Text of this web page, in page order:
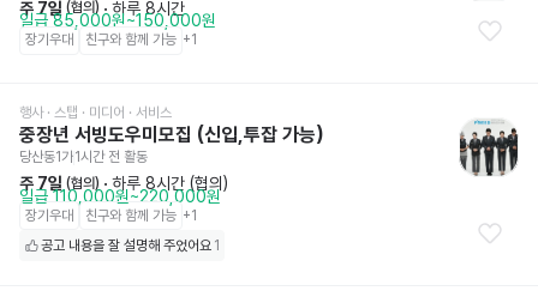
주 7일 (협의) · 하루 8시간
일급 85,000원~150,000원
장기우대 친구와 함께 가능 +1
행사 · 스탭 · 미디어 · 서비스
중장년 서빙도우미모집 (신입,투잡 가능)
당산동1가1시간 전 활동
주 7일 (협의) · 하루 8시간 (협의)
일급 110,000원~220,000원
장기우대 친구와 함께 가능 +1
공고 내용을 잘 설명해 주었어요 1